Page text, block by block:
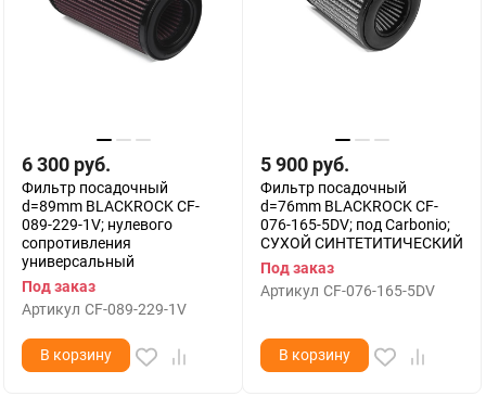
6 300 руб.
Фильтр посадочный
d=89mm BLACKROCK CF-
089-229-1V; нулевого
сопротивления
универсальный
Под заказ
Артикул CF-089-229-1V
В корзину
5 900 руб.
Фильтр посадочный
d=76mm BLACKROCK CF-
076-165-5DV; под Carbonio;
СУХОЙ СИНТЕТИТИЧЕСКИЙ
Под заказ
Артикул CF-076-165-5DV
В корзину